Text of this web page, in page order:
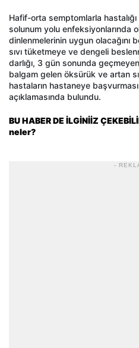
Hafif-orta semptomlarla
solunum yolu enfeksiyonlarında
dinlenmelerinin uygun olacağını
sıvı tüketmeye ve dengeli
darlığı, 3 gün sonunda
balgam gelen öksürük ve artan
hastaların hastaneye
açıklamasında bulundu.
BU HABER DE İLGİNİİZ
neler?
-